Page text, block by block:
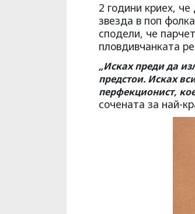
2 години криех,
звезда в поп фолка
сподели, че
пловдивчанката
„Исках преди да
предстои. Исках
перфекционист,
сочената за най-